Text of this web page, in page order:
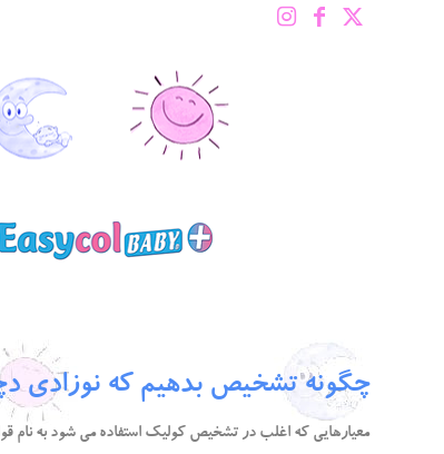
چگونه تشخیص بدهیم که نوزادی
معیارهایی که اغلب در تشخیص کولیک استفاده می شود به نام قوانین وسل یا “قانون 3” شناخته می شوند و که در حقیقت